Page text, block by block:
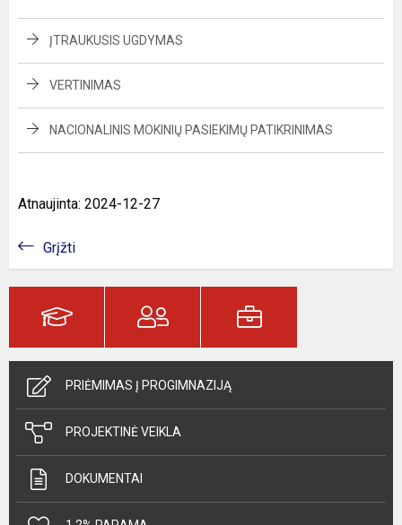
ĮTRAUKUSIS UGDYMAS
VERTINIMAS
NACIONALINIS MOKINIŲ PASIEKIMŲ PATIKRINIMAS
Atnaujinta: 2024-12-27
Grįžti
PRIĖMIMAS Į PROGIMNAZIJĄ
PROJEKTINĖ VEIKLA
DOKUMENTAI